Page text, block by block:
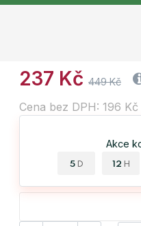
237 Kč 449 Kč
Cena bez DPH: 196 Kč
Akce
5 D 12 H